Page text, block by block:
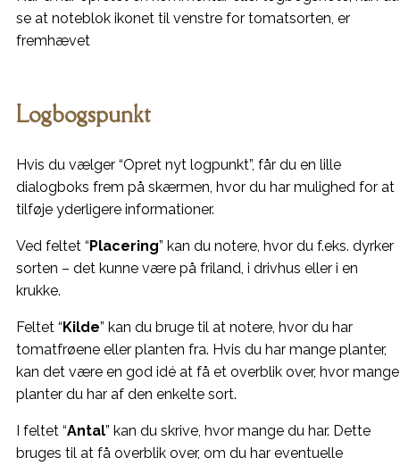
se at noteblok ikonet til venstre for tomatsorten, er
fremhævet
Logbogspunkt
Hvis du vælger “Opret nyt logpunkt”, får du en lille
dialogboks frem på skærmen, hvor du har mulighed for at
tilføje yderligere informationer.
Ved feltet “ Placering” kan du notere, hvor du f.eks. dyrker
sorten – det kunne være på friland, i drivhus eller i en
krukke.
Feltet “ Kilde” kan du bruge til at notere, hvor du har
tomatfrøene eller planten fra. Hvis du har mange planter,
kan det være en god idé at få et overblik over, hvor mange
planter du har af den enkelte sort.
I feltet “Antal” kan du skrive, hvor mange du har. Dette
bruges til at få overblik over, om du har eventuelle